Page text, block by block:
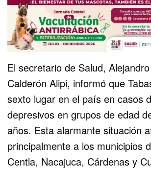
El secretario de Salud,
Calderón Alipi, informó que
sexto lugar en el país en casos
depresivos en grupos de edad
años. Esta alarmante situación
principalmente a los municipios
Centla, Nacajuca, Cárdenas y